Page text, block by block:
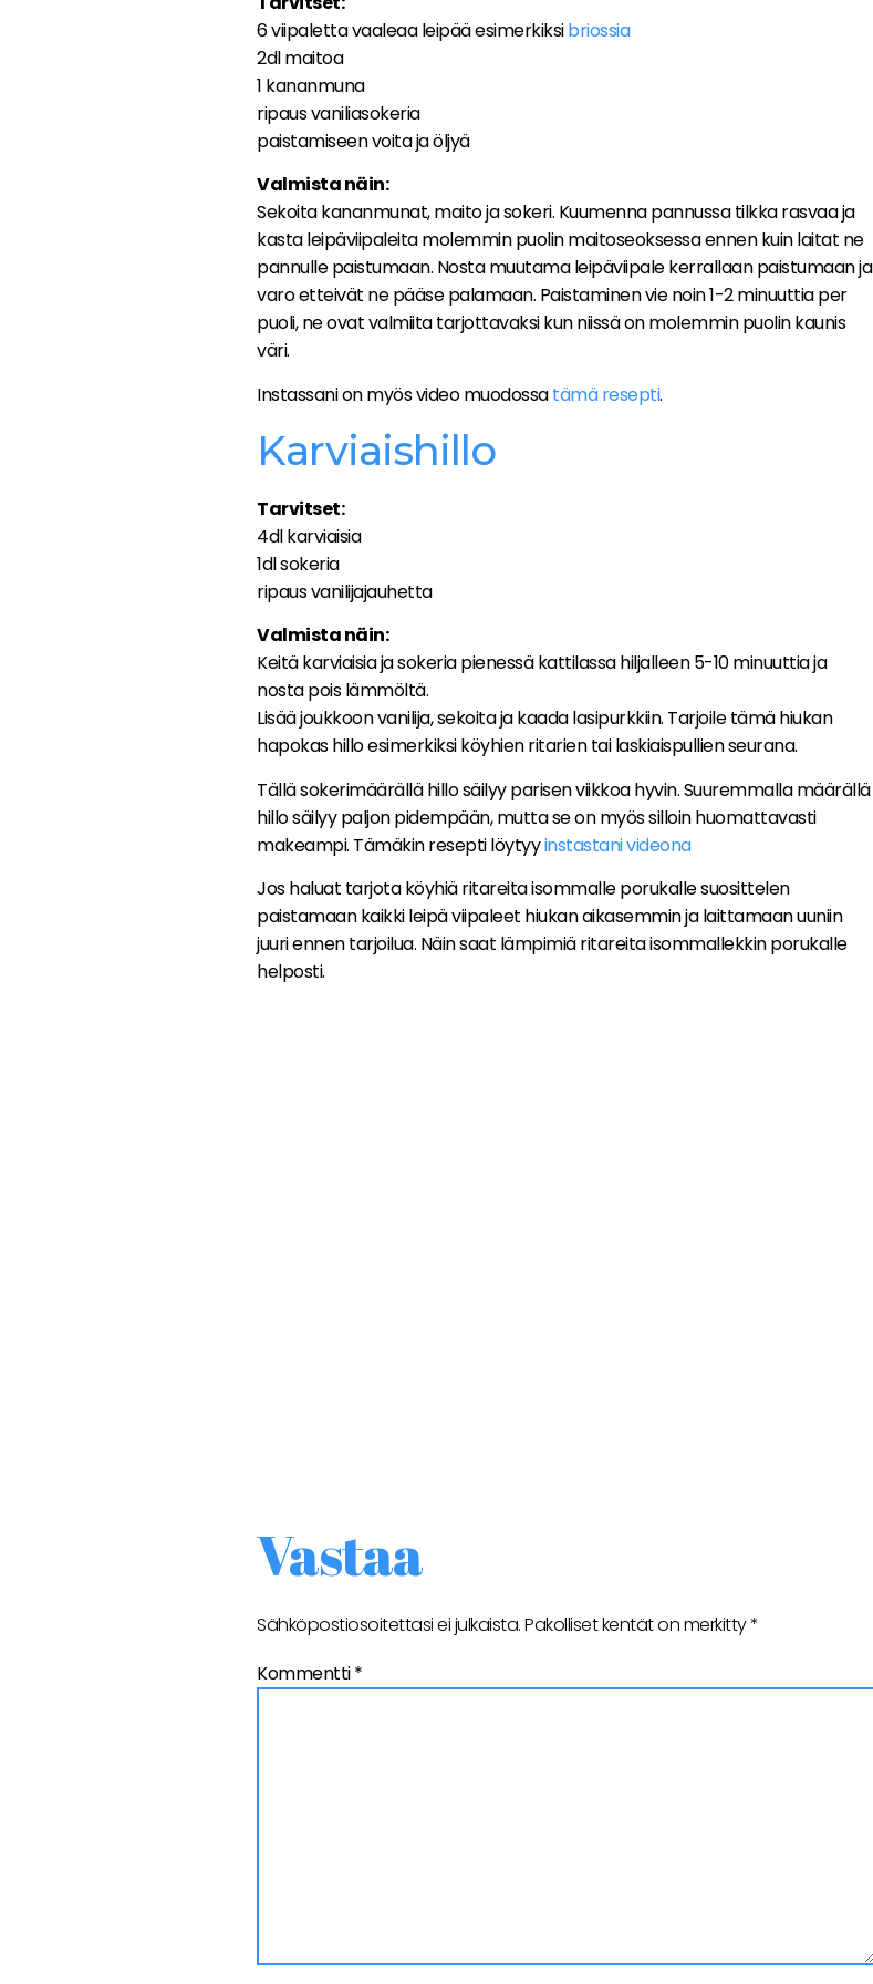
6 viipaletta vaaleaa leipää esimerkiksibriossia
2dl maitoa
1 kananmuna
ripaus vaniliasokeria
paistamiseen voita ja öljyä
Valmista näin:
Sekoita kananmunat, maito ja sokeri. Kuumenna pannussa tilkka rasvaa ja
kasta leipäviipaleita molemmin puolin maitoseoksessa ennen kuin laitat ne
pannulle paistumaan. Nosta muutama leipäviipale kerrallaan paistumaan ja
varo etteivät ne pääse palamaan. Paistaminen vie noin 1-2 minuuttia per
puoli, ne ovat valmiita tarjottavaksi kun niissä on molemmin puolin kaunis
väri.
Instassani on myös video muodossatämä resepti.
Karviaishillo
Tarvitset:
4dl karviaisia
1dl sokeria
ripaus vanilijajauhetta
Valmista näin:
Keitä karviaisia ja sokeria pienessä kattilassa hiljalleen 5-10 minuuttia ja
nosta pois lämmöltä.
Lisää joukkoon vanilija, sekoita ja kaada lasipurkkiin. Tarjoile tämä hiukan
hapokas hillo esimerkiksi köyhien ritarien tai laskiaispullien seurana.
Tällä sokerimäärällä hillo säilyy parisen viikkoa hyvin. Suuremmalla määrällä
hillo säilyy paljon pidempään, mutta se on myös silloin huomattavasti
makeampi. Tämäkin resepti löytyyinstastani videona
Jos haluat tarjota köyhiä ritareita isommalle porukalle suosittelen
paistamaan kaikki leipä viipaleet hiukan aikasemmin ja laittamaan uuniin
juuri ennen tarjoilua. Näin saat lämpimiä ritareita isommallekkin porukalle
helposti.
Vastaa
Sähköpostiosoitettasi ei julkaista.Pakolliset kentät on merkitty*
Kommentti*